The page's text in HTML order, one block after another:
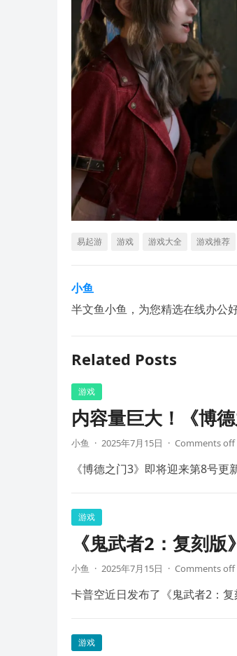
易起游 游戏 游戏大全 游戏推荐
小鱼
半文鱼小鱼，为您精选在线办公
Related Posts
游戏
内容量巨大！《博
小鱼 · 2025年7月15日 · Comments off
《博德之门3》即将迎来第8号
游戏
《鬼武者2：复刻
小鱼 · 2025年7月15日 · Comments off
卡普空近日发布了《鬼武者2：
游戏